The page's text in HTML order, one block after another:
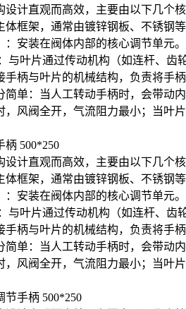
设计直观而高效，主要由以下几个
体框架，通常由镀锌钢板、不锈钢
：安装在阀体内部的核心调节单元
与叶片通过传动机构（如连杆、齿
手柄与叶片的机械结构，负责将手
简单：当人工转动手柄时，会带动
，风阀全开，气流阻力最小；当叶
柄 500*250
设计直观而高效，主要由以下几个
体框架，通常由镀锌钢板、不锈钢
：安装在阀体内部的核心调节单元
与叶片通过传动机构（如连杆、齿
手柄与叶片的机械结构，负责将手
简单：当人工转动手柄时，会带动
，风阀全开，气流阻力最小；当叶
节手柄 500*250